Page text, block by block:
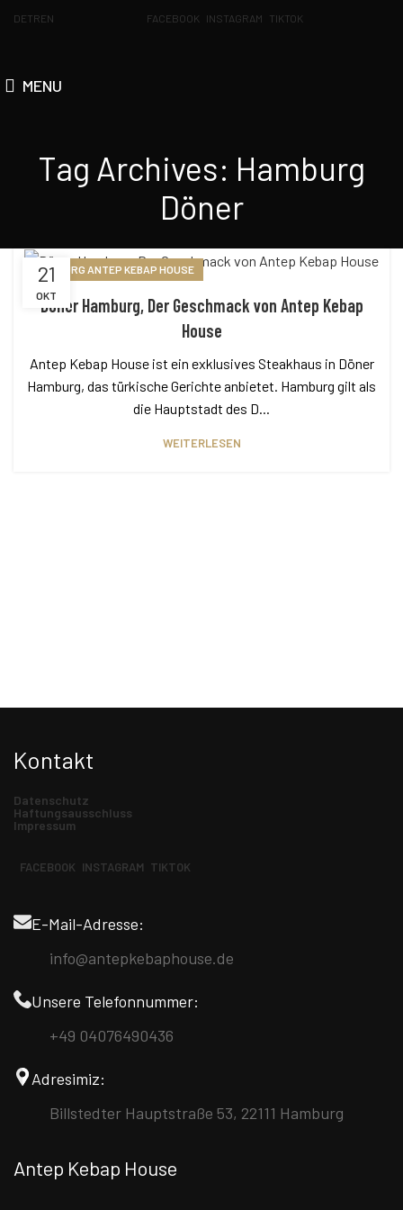
DETREN FACEBOOK INSTAGRAM TIKTOK
MENU
Tag Archives: Hamburg
Döner
21
OKT
HAMBURG ANTEP KEBAP HOUSE
Döner Hamburg, Der Geschmack von Antep Kebap
House
Antep Kebap House ist ein exklusives Steakhaus in Döner
Hamburg, das türkische Gerichte anbietet. Hamburg gilt als
die Hauptstadt des D...
WEITERLESEN
Kontakt
Datenschutz
Haftungsausschluss
Impressum
FACEBOOK INSTAGRAM TIKTOK
E-Mail-Adresse:
info@antepkebaphouse.de
Unsere Telefonnummer:
+49 04076490436
Adresimiz:
Billstedter Hauptstraße 53, 22111 Hamburg
Antep Kebap House